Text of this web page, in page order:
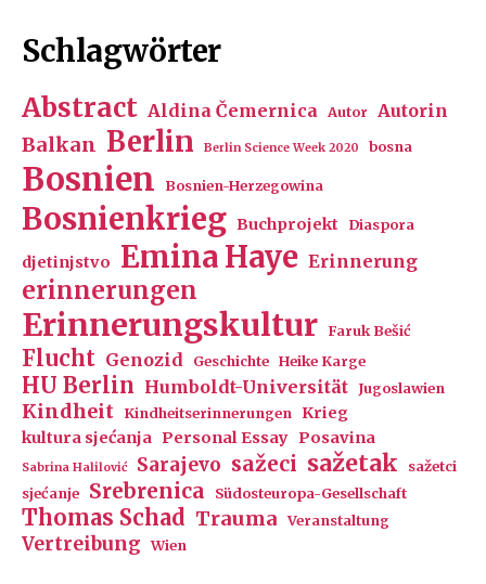
Schlagwörter
Abstract Aldina Čemernica Autor Autorin
Balkan Berlin Berlin Science Week 2020 bosna
Bosnien Bosnien-Herzegowina
Bosnienkrieg Buchprojekt Diaspora
djetinjstvo Emina Haye Erinnerung
erinnerungen
Erinnerungskultur Faruk Bešić
Flucht Genozid Geschichte Heike Karge
HU Berlin Humboldt-Universität Jugoslawien
Kindheit Kindheitserinnerungen
Krieg
kultura sjećanja Personal Essay Posavina
Sabrina Halilović Sarajevo sažeci sažetak
sažetci
sjećanje
Srebrenica Südosteuropa-Gesellschaft
Thomas Schad Trauma Veranstaltung
Vertreibung Wien